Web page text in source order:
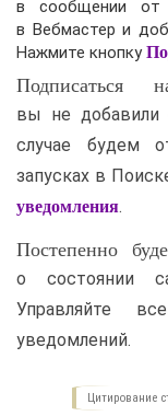
в сообщении
в Вебмастер и
Нажмите кнопку
вы не добавили
случае будем
запусках в
уведомления.
Постепенно
о состоянии
Управляйте
уведомлений.
Цитирование